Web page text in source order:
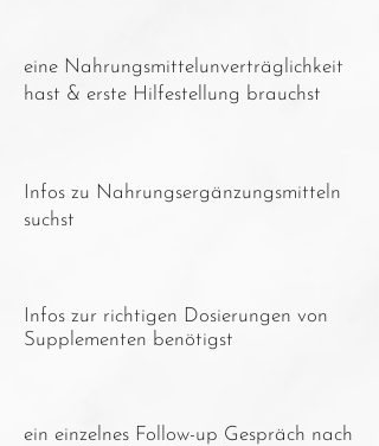
eine Nahrungsmittelunverträglichkeit
hast & erste Hilfestellung brauchst
Infos zu Nahrungsergänzungsmitteln
suchst
Infos zur richtigen Dosierungen von
Supplementen benötigst
ein einzelnes Follow-up Gespräch nach